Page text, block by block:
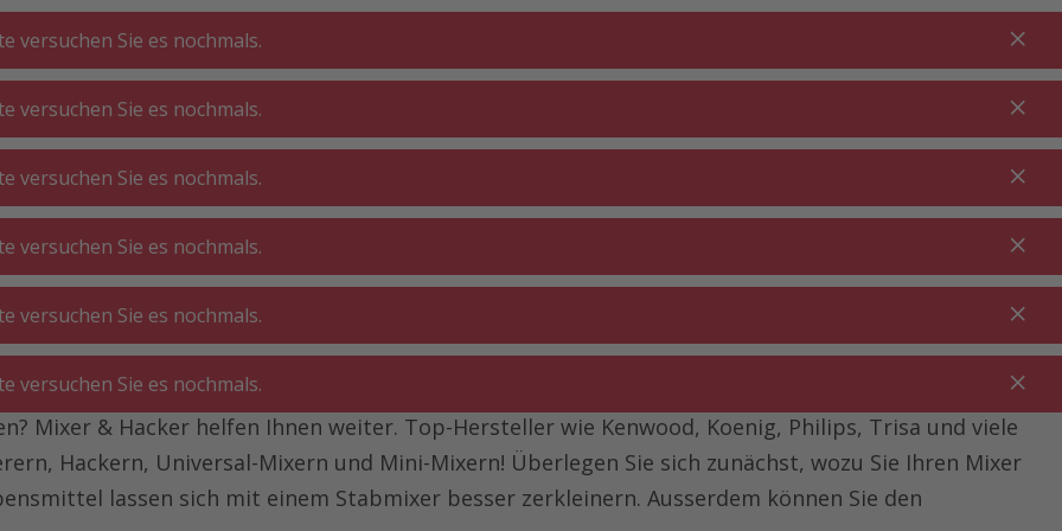
Warenkorb
⋅
BADEZIMMER
Mixer
Mixer & Hacker helfen Ihnen weiter. Top-Hersteller wie Kenwood, Koenig, Philips, Trisa und viele
Hackern, Universal-Mixern und Mini-Mixern! Überlegen Sie sich zunächst, wozu Sie Ihren Mixer
lassen sich mit einem Stabmixer besser zerkleinern. Ausserdem können Sie den
versuchen Sie es nochmals.
versuchen Sie es nochmals.
versuchen Sie es nochmals.
versuchen Sie es nochmals.
versuchen Sie es nochmals.
versuchen Sie es nochmals.